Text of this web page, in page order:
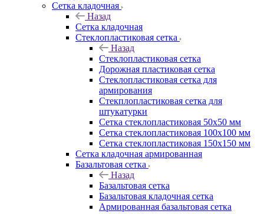
Сетка кладочная
Назад
Сетка кладочная
Стеклопластиковая сетка
Назад
Стеклопластиковая сетка
Дорожная пластиковая сетка
Стеклопластиковая сетка для
армирования
Стекплопластиковая сетка для
штукатурки
Сетка стеклопластиковая 50x50 мм
Сетка стеклопластиковая 100x100 мм
Сетка стеклопластиковая 150x150 мм
Сетка кладочная армированная
Базальтовая сетка
Назад
Базальтовая сетка
Базальтовая кладочная сетка
Армированная базальтовая сетка